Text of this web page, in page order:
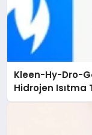
Kleen-Hy-Dro-
Hidrojen Isıtma
Düzenleyici